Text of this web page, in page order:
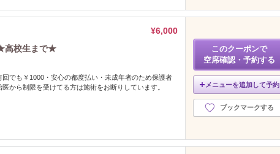
¥6,000
校生まで★
でも￥1000・安心の都度払い・未成年者のため保護者
から制限を受けてる方は施術をお断りしています。
このクーポンで
空席確認・予約する
メニューを追加して予約
ブックマークする